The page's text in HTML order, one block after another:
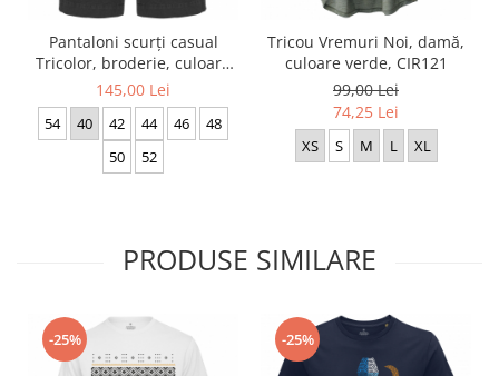
Pantaloni scurți casual
Tricolor, broderie, culoare
neagră, CA91
145,00 Lei
54 40 42 44 46
48
50
52
Tricou Vremuri Noi, damă,
culoare verde, CIR121
99,00 Lei
74,25 Lei
XS S M L XL
PRODUSE SIMILARE
-25% -25%